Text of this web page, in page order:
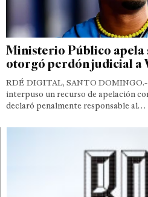
Ministerio Público apela
otorgó perdón judicial a
RDÉ DIGITAL, SANTO
interpuso un recurso de apelación
declaró penalmente responsable al…